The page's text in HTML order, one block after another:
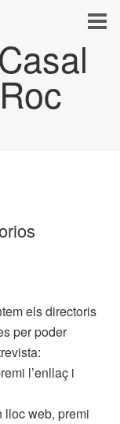
els directoris
per poder
l’enllaç i
lloc web, premi